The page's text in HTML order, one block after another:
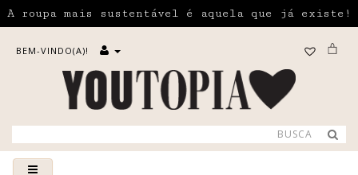
A roupa mais sustentável é aquela que já existe!
BEM-VINDO(A)!